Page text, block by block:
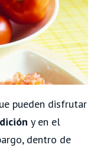
pueden disfrutar
y en el
dentro de